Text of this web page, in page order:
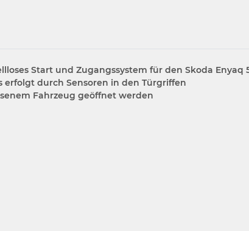
Start und Zugangssystem für den Skoda Enyaq
erfolgt durch Sensoren in den Türgriffen
Fahrzeug geöffnet werden